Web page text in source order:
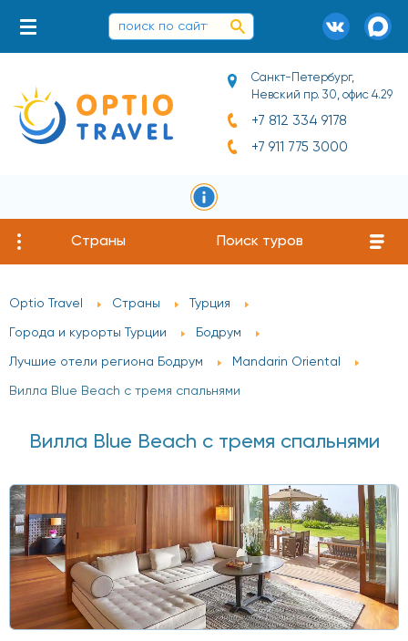
Санкт-Петербург,
Невский пр. 30, офис 4.29
+7 812 334 9178
+7 911 775 3000
Страны Поиск туров
Optio Travel Страны Турция
Города и курорты Турции Бодрум
Лучшие отели региона Бодрум Mandarin Oriental
Вилла Blue Beach с тремя спальнями
Вилла Blue Beach с тремя спальнями